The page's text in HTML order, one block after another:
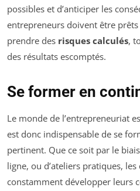
possibles et d’anticiper les
entrepreneurs doivent être
prendre des risques calculés,
des résultats escomptés.
Se former en
Le monde de l’entrepreneuriat
est donc indispensable de se
pertinent. Que ce soit par le
ligne, ou d’ateliers pratiques,
constamment développer leurs